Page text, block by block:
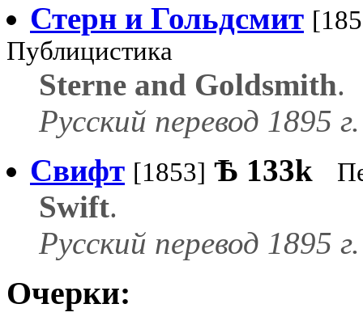
Стерн и Гольдсмит
Публицистика
Sterne and Goldsmith.
Русский перевод 1895
Свифт [1853] Ѣ 133k
Swift.
Русский перевод 1895
Очерки: